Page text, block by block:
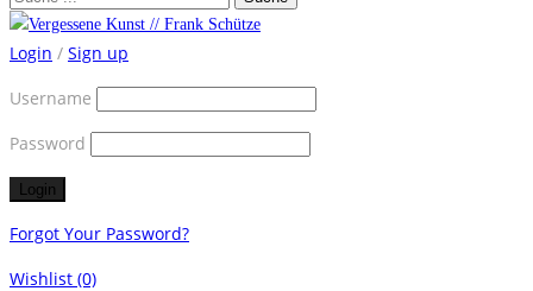
Login / Sign up
Username
Password
Forgot Your Password?
Wishlist (0)